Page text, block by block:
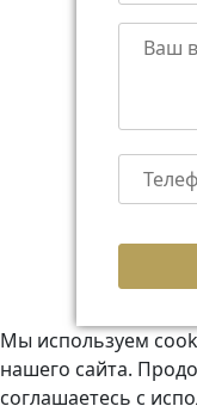
Мы используем
нашего сайта.
соглашаетесь с